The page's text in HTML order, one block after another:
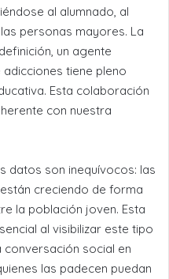
al alumnado, al
personas mayores. La
un agente
tiene pleno
Esta colaboración
con nuestra
datos son inequívocos: las
creciendo de forma
la población joven. Esta
al visibilizar este tipo
conversación social en
las padecen puedan